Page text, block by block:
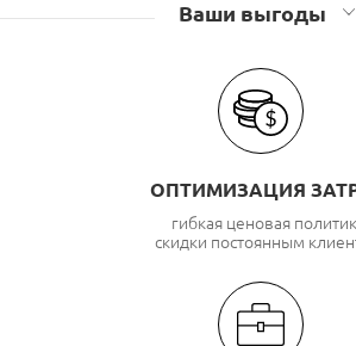
Ваши выгоды
ОПТИМИЗАЦИЯ
гибкая ценовая
скидки постоянным